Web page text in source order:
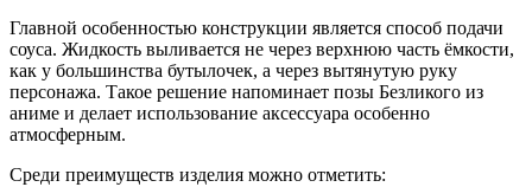
Главной особенностью конструкции является способ подачи
соуса. Жидкость выливается не через верхнюю часть ёмкости,
как у большинства бутылочек, а через вытянутую руку
персонажа. Такое решение напоминает позы Безликого из
аниме и делает использование аксессуара особенно
атмосферным.
Среди преимуществ изделия можно отметить: